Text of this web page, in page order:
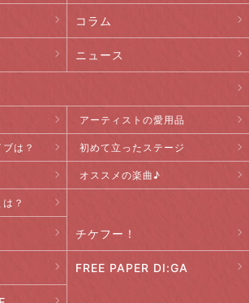
コラム
ニュース
アーティストの愛用品
は？ 初めて立ったステージ
オススメの楽曲♪
？
チケフー！
FREE PAPER DI:GA